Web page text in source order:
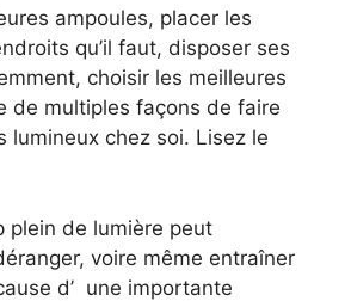
ampoules, placer les
qu’il faut, disposer ses
choisir les meilleures
de multiples façons de faire
lumineux chez soi. Lisez le
plein de lumière peut
voire même entraîner
d’ une importante